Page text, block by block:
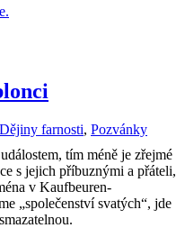
Dějiny farnosti, Pozvánky
tím méně je zřejmé
s jejich příbuznými a přáteli,
v Kaufbeuren-
„společenství svatých“, jde